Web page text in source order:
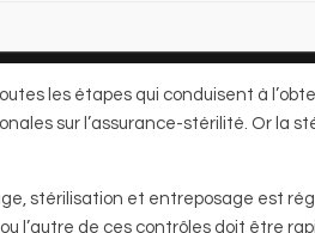
les étapes qui conduisent à
sur l’assurance-stérilité. Or la
stérilisation et entreposage est
l’autre de ces contrôles doit être